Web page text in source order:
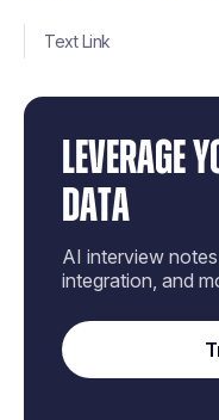
Text Link
LEVERAGE
DATA
AI interview
integration, and